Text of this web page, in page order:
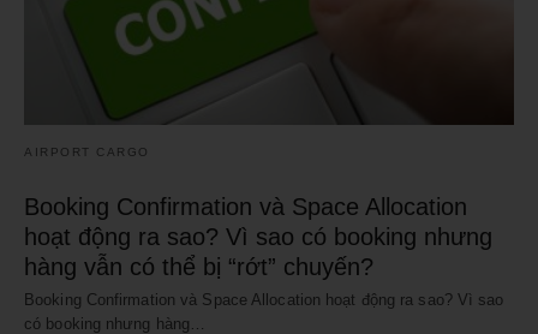
AIRPORT CARGO
Booking Confirmation và Space Allocation
hoạt động ra sao? Vì sao có booking nhưng
hàng vẫn có thể bị “rớt” chuyến?
Booking Confirmation và Space Allocation hoạt động ra sao? Vì sao
có booking nhưng hàng…